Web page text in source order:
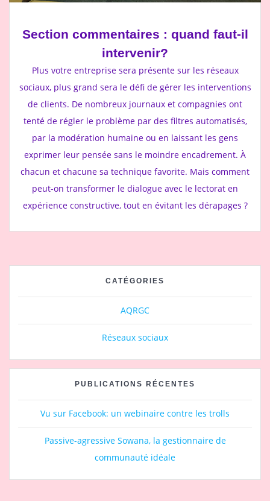
Section commentaires : quand faut-il
intervenir?
Plus votre entreprise sera présente sur les réseaux
sociaux, plus grand sera le défi de gérer les interventions
de clients. De nombreux journaux et compagnies ont
tenté de régler le problème par des filtres automatisés,
par la modération humaine ou en laissant les gens
exprimer leur pensée sans le moindre encadrement. À
chacun et chacune sa technique favorite. Mais comment
peut-on transformer le dialogue avec le lectorat en
expérience constructive, tout en évitant les dérapages ?
CATÉGORIES
AQRGC
Réseaux sociaux
PUBLICATIONS RÉCENTES
Vu sur Facebook: un webinaire contre les trolls
Passive-agressive Sowana, la gestionnaire de
communauté idéale